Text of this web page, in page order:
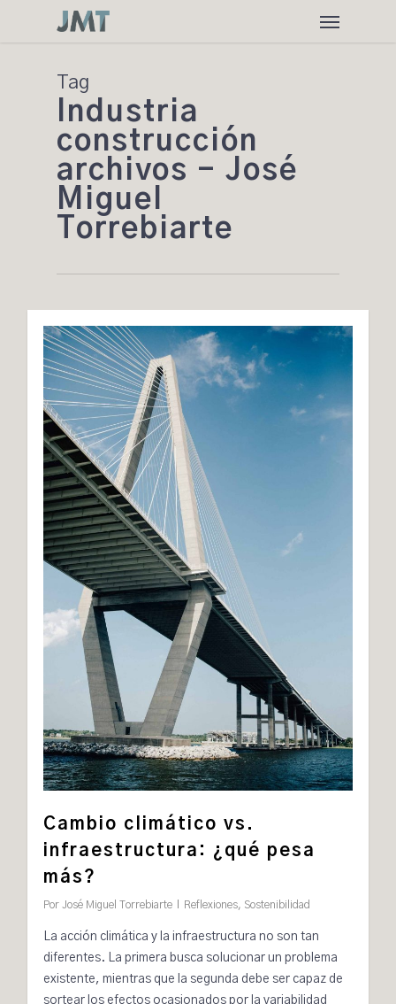
Tag
Industria
construcción
archivos - José
Miguel
Torrebiarte
Cambio climático vs.
infraestructura: ¿qué pesa
más?
Por José Miguel Torrebiarte Reflexiones, Sostenibilidad
La acción climática y la infraestructura no son tan
diferentes. La primera busca solucionar un problema
existente, mientras que la segunda debe ser capaz de
sortear los efectos ocasionados por la variabilidad